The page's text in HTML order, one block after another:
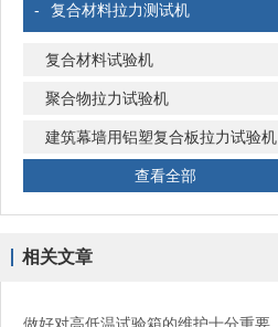
- 复合材料拉力测试机
复合材料试验机
聚合物拉力试验机
建筑幕墙用铝塑复合板拉力试验机
查看全部
相关文章